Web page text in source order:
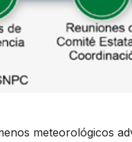
meteorológicos